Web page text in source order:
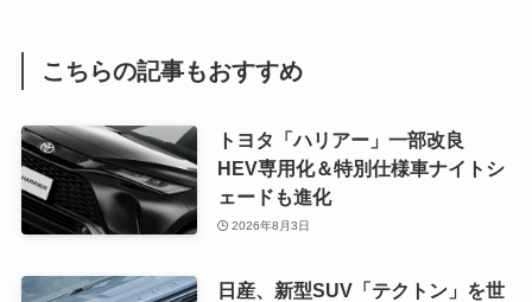
こちらの記事もおすすめ
トヨタ「ハリアー」一部改良
HEV専用化＆特別仕様車ナイトシ
ェードも進化
2026年8月3日
日産、新型SUV「テクトン」を世